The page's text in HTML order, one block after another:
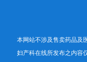
本网站不涉及售卖药品及
妇产科在线所发布之内容